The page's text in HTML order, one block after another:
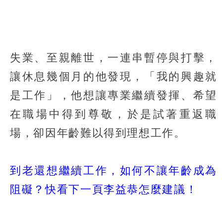
失業、至親離世，一連串暫停與打擊，
讓休息幾個月的他發現，「我的興趣就
是工作」，他想讓專業繼續發揮、希望
在職場中得到尊敬，於是試著重返職
場，卻因年齡難以得到理想工作。
到老還想繼續工作，如何不讓年齡成為
阻礙？快看下一頁李益恭怎麼建議！